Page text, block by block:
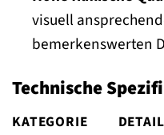
visuell
bemerkenswerten
Technische
KATEGORIE